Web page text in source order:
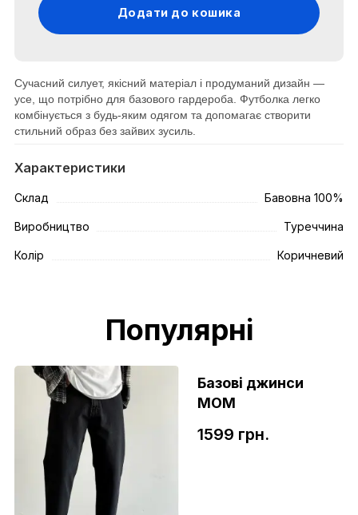
Додати до кошика
Сучасний силует, якісний матеріал і продуманий дизайн —
усе, що потрібно для базового гардероба. Футболка легко
комбінується з будь-яким одягом та допомагає створити
стильний образ без зайвих зусиль.
Характеристики
Склад Бавовна 100%
Виробництво Туреччина
Колір Коричневий
Популярні
Базові джинси
МОМ
1599 грн.